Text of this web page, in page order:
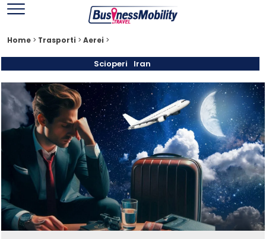
Home > Trasporti > Aerei >
Scioperi Iran